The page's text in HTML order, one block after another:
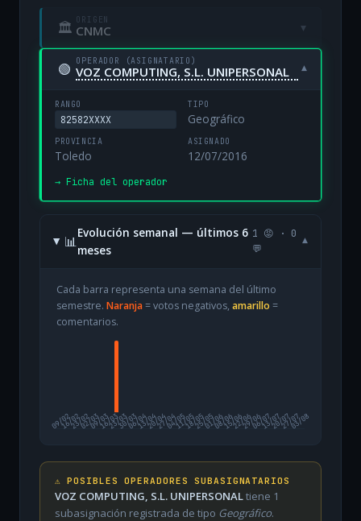
🏛 ORIGEN
CNMC ▾
🟢 OPERADOR (ASIGNATARIO)
VOZ COMPUTING, S.L. UNIPERSONAL ▾
RANGO
82582XXXX
TIPO
Geográfico
PROVINCIA
Toledo
ASIGNADO
12/07/2016
→ Ficha del operador
📊
Evolución semanal — últimos 6
meses
1 😡 · 0
💬
▾
Cada barra representa una semana del último
semestre. Naranja= votos negativos, amarillo =
comentarios.
09/02
16/0223/0202/0309/0316/0323/0330/0306/0413/0420/0427/0404/0511/0518/0525/0501/0608/0615/0622/0629/0606/0713/0720/0727/07
03/08
⚠️ POSIBLES OPERADORES SUBASIGNATARIOS
VOZ COMPUTING, S.L. UNIPERSONALtiene 1
subasignación registrada de tipo Geográfico.